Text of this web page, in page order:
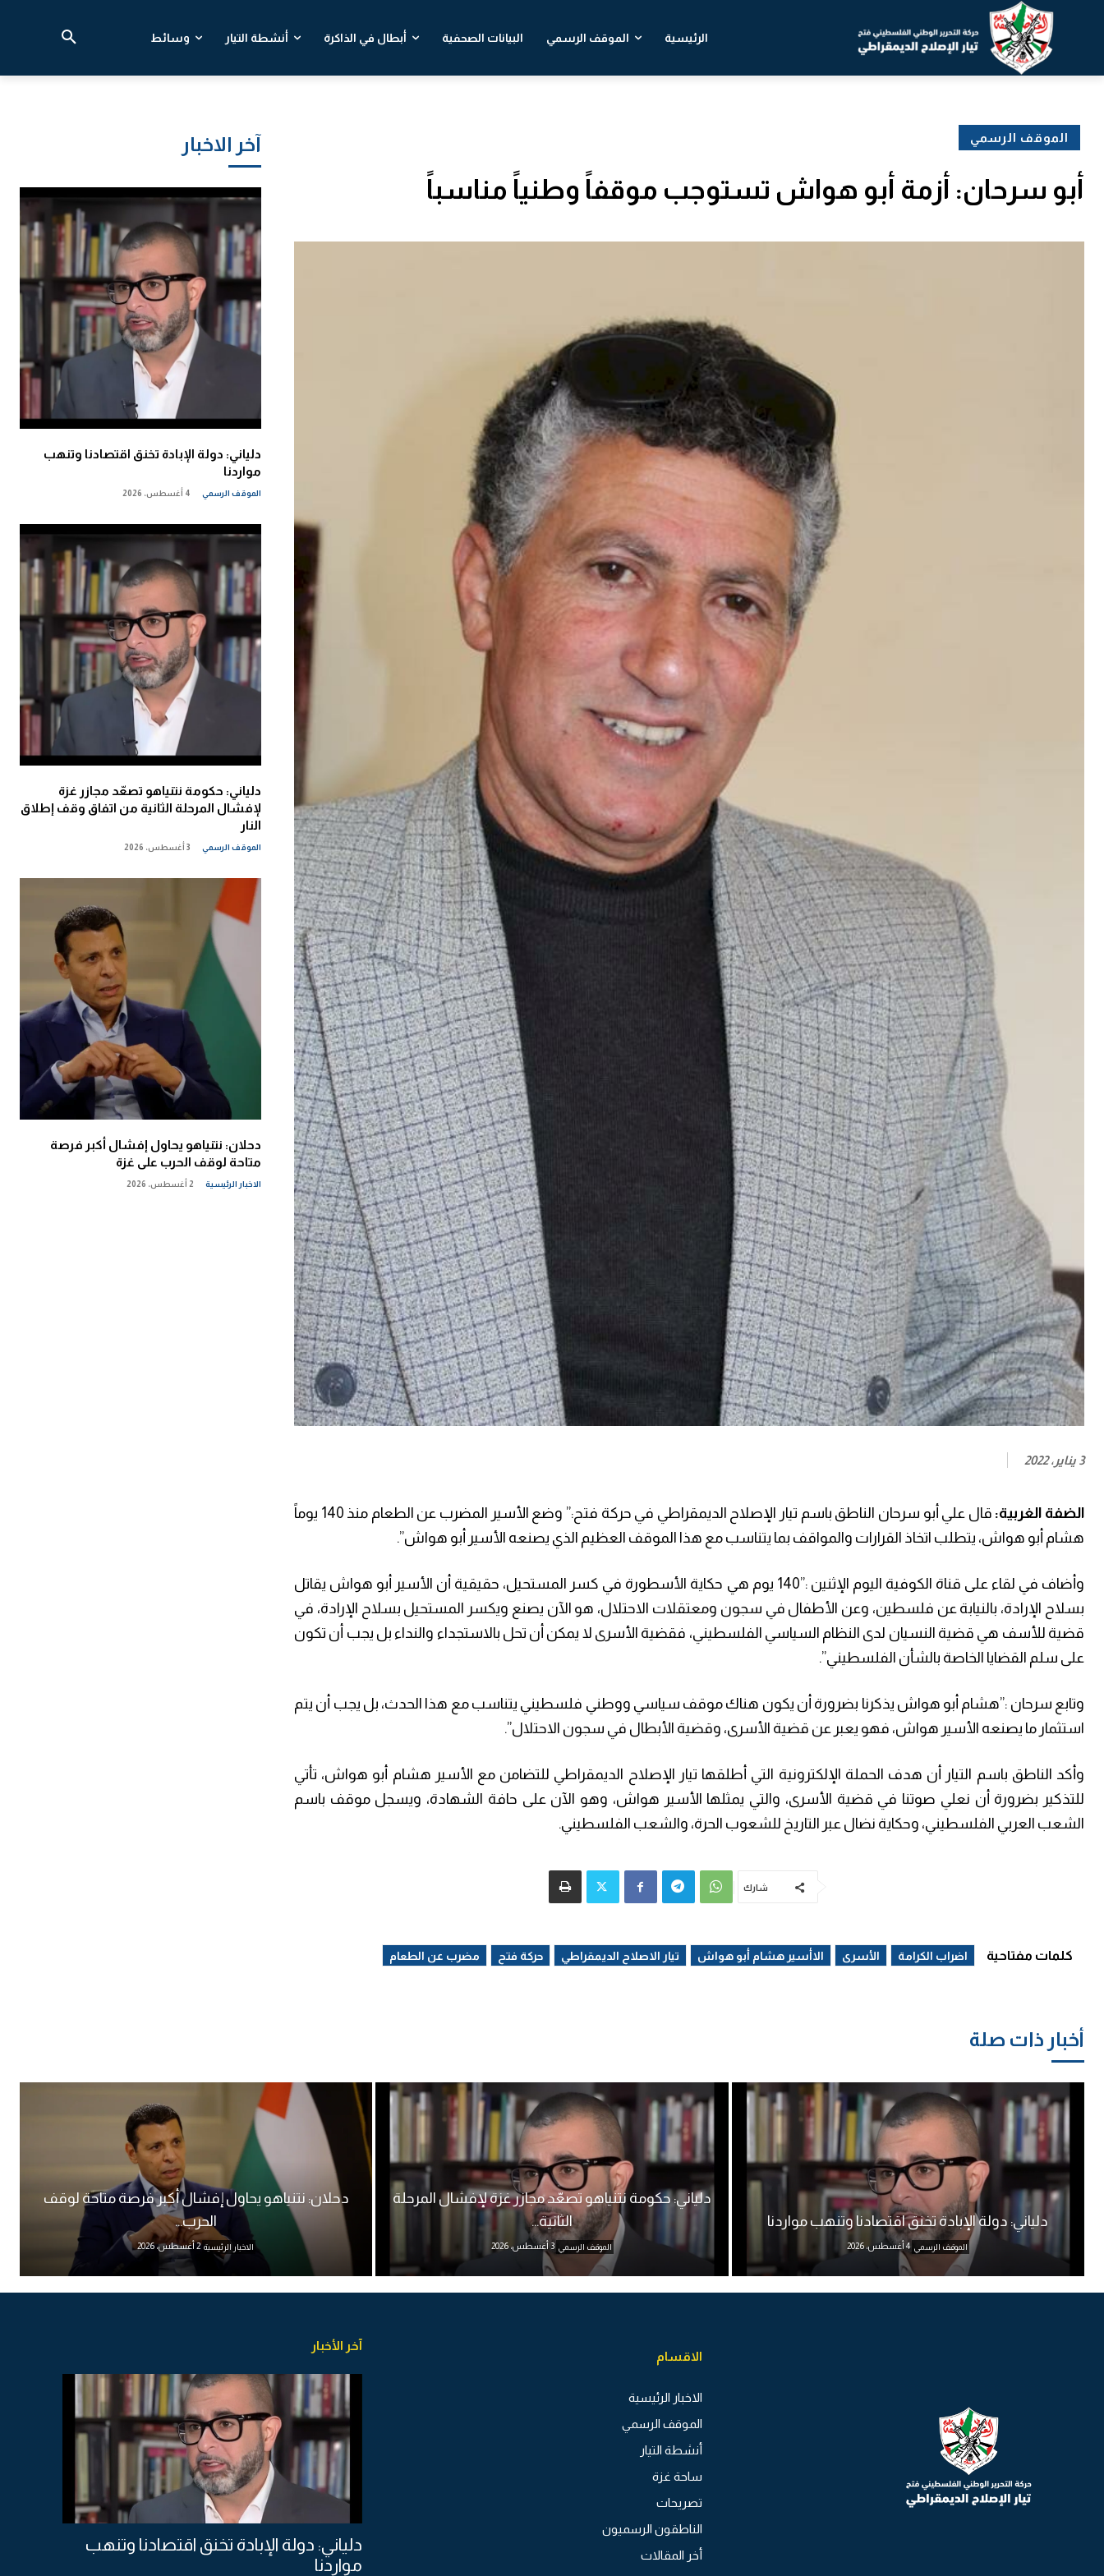
الرئيسية الموقف الرسمي البيانات الصحفية أبطال في الذاكرة أنشطة التيار وسائط
آخر الاخبار
دلياني: دولة الإبادة تخنق اقتصادنا وتنهب
مواردنا
الموقف الرسمي 4 أغسطس، 2026
دلياني: حكومة نتنياهو تصعّد مجازر غزة
لإفشال المرحلة الثانية من اتفاق وقف إطلاق
النار
الموقف الرسمي 3 أغسطس، 2026
دحلان: نتنياهو يحاول إفشال أكبر فرصة
متاحة لوقف الحرب على غزة
الاخبار الرئيسية 2 أغسطس، 2026
الموقف الرسمي
أبو سرحان: أزمة أبو هواش تستوجب موقفاً وطنياً مناسباً
3 يناير، 2022
الضفة الغربية:
قال علي أبو سرحان الناطق باسم تيار الإصلاح الديمقراطي في حركة فتح:” وضع الأسير المضرب عن الطعام منذ 140 يوماً
هشام أبو هواش، يتطلب اتخاذ القرارات والمواقف بما يتناسب مع هذا الموقف العظيم الذي يصنعه الأسير أبو هواش”.
وأضاف في لقاء على قناة الكوفية اليوم الإثنين :”140 يوم هي حكاية الأسطورة في كسر المستحيل، حقيقية أن الأسير أبو هواش يقاتل
بسلاح الإرادة، بالنيابة عن فلسطين، وعن الأطفال في سجون ومعتقلات الاحتلال، هو الآن يصنع ويكسر المستحيل بسلاح الإرادة، في
قضية للأسف هي قضية النسيان لدى النظام السياسي الفلسطيني، فقضية الأسرى لا يمكن أن تحل بالاستجداء والنداء بل يجب أن تكون
على سلم القضايا الخاصة بالشأن الفلسطيني”.
وتابع سرحان :”هشام أبو هواش يذكرنا بضرورة أن يكون هناك موقف سياسي ووطني فلسطيني يتناسب مع هذا الحدث، بل يجب أن يتم
استثمار ما يصنعه الأسير هواش، فهو يعبر عن قضية الأسرى، وقضية الأبطال في سجون الاحتلال”.
وأكد الناطق باسم التيار أن هدف الحملة الإلكترونية التي أطلقها تيار الإصلاح الديمقراطي للتضامن مع الأسير هشام أبو هواش، تأتي
للتذكير بضرورة أن نعلي صوتنا في قضية الأسرى، والتي يمثلها الأسير هواش، وهو الآن على حافة الشهادة، ويسجل موقف باسم
الشعب العربي الفلسطيني، وحكاية نضال عبر التاريخ للشعوب الحرة، والشعب الفلسطيني.
شارك
كلمات مفتاحية اضراب الكرامة الأسرى الاأسير هشام أبو هواش تيار الاصلاح الديمقراطي حركة فتح مضرب عن الطعام
أخبار ذات صلة
دلياني: دولة الإبادة تخنق اقتصادنا وتنهب مواردنا
الموقف الرسمي 4 أغسطس، 2026
دلياني: حكومة نتنياهو تصعّد مجازر غزة لإفشال المرحلة
الثانية...
الموقف الرسمي 3 أغسطس، 2026
دحلان: نتنياهو يحاول إفشال أكبر فرصة متاحة لوقف
الحرب...
الاخبار الرئيسية 2 أغسطس، 2026
الاقسام
الاخبار الرئيسية
الموقف الرسمي
أنشطة التيار
ساحة غزة
تصريحات
الناطقون الرسميون
أخر المقالات
آخر الأخبار
دلياني: دولة الإبادة تخنق اقتصادنا وتنهب
مواردنا